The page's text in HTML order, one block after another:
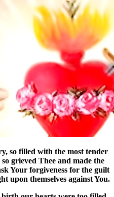
so filled with the most tender
grieved Thee and made the
Your forgiveness for the guilt
upon themselves against You.